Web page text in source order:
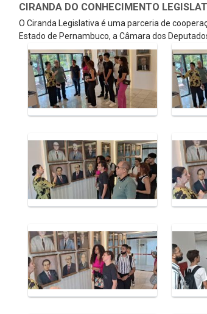
CIRANDA DO CONHECIMENTO
O Ciranda Legislativa é uma parceria de
Estado de Pernambuco, a Câmara dos
Galeria de Mídias